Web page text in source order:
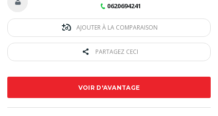
0620694241
AJOUTER À LA COMPARAISON
PARTAGEZ CECI
VOIR D'AVANTAGE